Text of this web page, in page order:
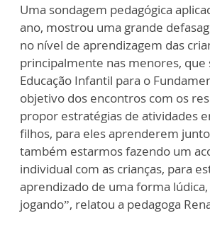
Uma sondagem pedagógica
ano, mostrou uma grande
no nível de aprendizagem das
principalmente nas menores, que
Educação Infantil para o
objetivo dos encontros com os
propor estratégias de atividades
filhos, para eles aprenderem
também estarmos fazendo um
individual com as crianças, para
aprendizado de uma forma
jogando”, relatou a pedagoga